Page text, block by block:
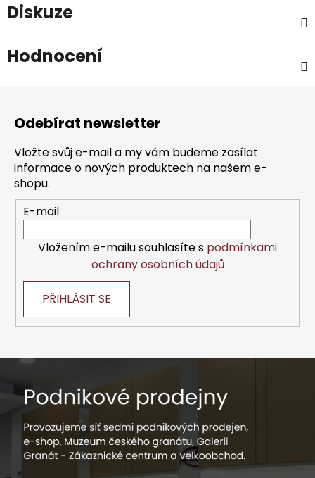
Diskuze
Hodnocení
Odebírat newsletter
Vložte svůj e-mail a my vám budeme zasílat
informace o nových produktech na našem e-
shopu.
E-mail
Vložením e-mailu souhlasíte s podmínkami
ochrany osobních údajů
PŘIHLÁSIT SE